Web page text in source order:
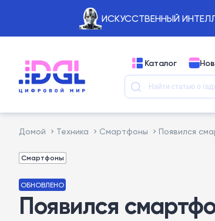
ИСКУССТВЕННЫЙ
Каталог
Домой Техника Смартфоны Появился
Смартфоны
ОБНОВЛЕНО
Появился